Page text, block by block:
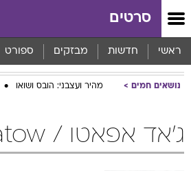
סרטים
ראשי חדשות מבזקים ספורט
נושאים חמים מהיר ועצבני: הובס ושואו
ג'אד אפאטו / Judd Apatow